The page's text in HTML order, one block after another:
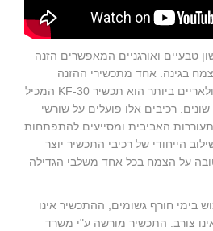
טבעיים ואורגניים המאפשרים הזנה
בגינה. אחד מתכשירי ההזנה
האורגניים הוותיקים והפופולאריים ביותר הוא תכשיר KF-30 המכיל
רכיבים אלו פועלים על שורשי
האביבית ומסייעים להתפתחות
הייחודי של רכיבי התכשיר יוצר
על הצמח בכל אחד משלבי הגדילה
בימי חורף גשומים, ההתכשיר אינו
צורב. התכשיר מורשה ע"י משרד